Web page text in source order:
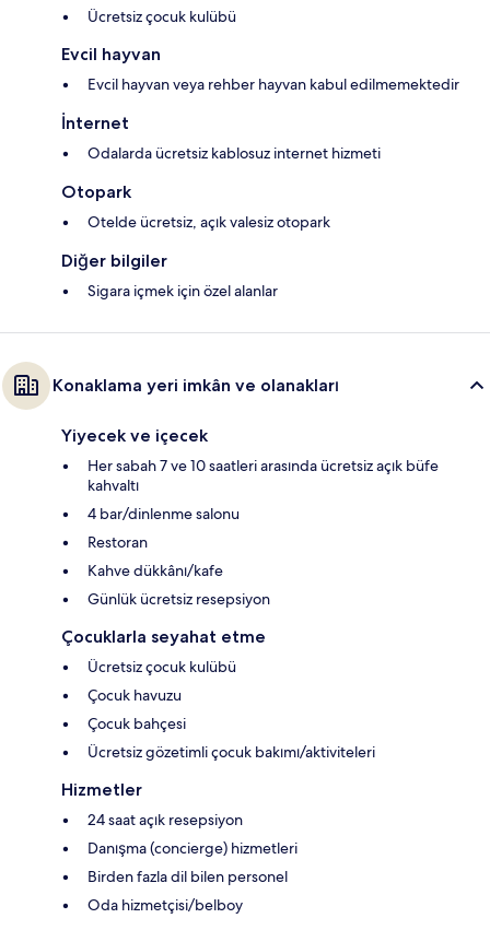
Ücretsiz çocuk kulübü
Evcil hayvan
Evcil hayvan veya rehber hayvan kabul edilmemektedir
İnternet
Odalarda ücretsiz kablosuz internet hizmeti
Otopark
Otelde ücretsiz, açık valesiz otopark
Diğer bilgiler
Sigara içmek için özel alanlar
Konaklama yeri imkân ve olanakları
Yiyecek ve içecek
Her sabah 7 ve 10 saatleri arasında ücretsiz açık büfe
kahvaltı
4 bar/dinlenme salonu
Restoran
Kahve dükkânı/kafe
Günlük ücretsiz resepsiyon
Çocuklarla seyahat etme
Ücretsiz çocuk kulübü
Çocuk havuzu
Çocuk bahçesi
Ücretsiz gözetimli çocuk bakımı/aktiviteleri
Hizmetler
24 saat açık resepsiyon
Danışma (concierge) hizmetleri
Birden fazla dil bilen personel
Oda hizmetçisi/belboy